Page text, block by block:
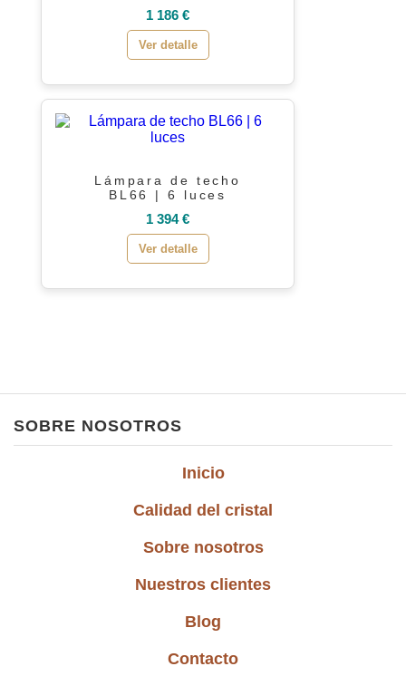
1 186 €
Ver detalle
Lámpara de techo
BL66 | 6 luces
1 394 €
Ver detalle
SOBRE NOSOTROS
Inicio
Calidad del cristal
Sobre nosotros
Nuestros clientes
Blog
Contacto